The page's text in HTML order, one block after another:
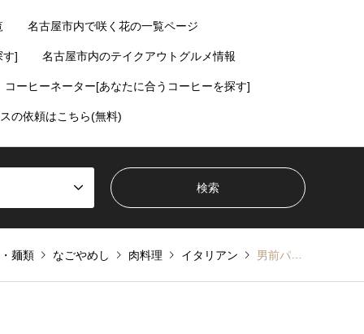
名古屋市内で咲く花の一覧ページ
す] 名古屋市内のテイクアウトグルメ情報
コーヒーネーター[あなたに合うコーヒーを探す]
の依頼はこちら(無料)
麺類 なごやめし 肉料理 イタリアン 男前パスタのデカ盛りあんかけスパゲティ男前極～kiwami～【伏見】